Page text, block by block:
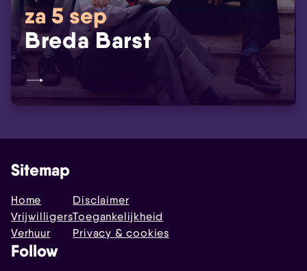
za 5 sep
Breda Barst
Sitemap
Home
Vrijwilligers
Verhuur
Disclaimer
Toegankelijkheid
Privacy & cookies
Follow